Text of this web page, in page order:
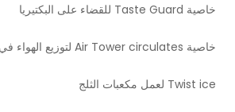
خاصية Taste Guard للقضاء على البكتيريا
خاصية Air Tower circulates لتوزيع الهواء في جميع أنحاء الثلاجة
Twist ice لعمل مكعبات الثلج